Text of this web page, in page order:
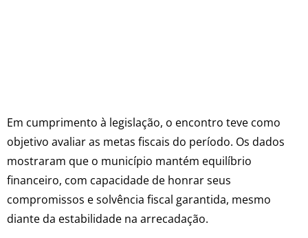
Em cumprimento à legislação, o encontro teve como
objetivo avaliar as metas fiscais do período. Os dados
mostraram que o município mantém equilíbrio
financeiro, com capacidade de honrar seus
compromissos e solvência fiscal garantida, mesmo
diante da estabilidade na arrecadação.